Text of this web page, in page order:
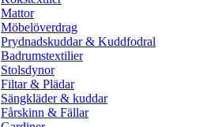
Mattor
Möbelöverdrag
Prydnadskuddar & Kuddfodral
Badrumstextilier
Stolsdynor
Filtar & Plädar
Sängkläder & kuddar
Fårskinn & Fällar